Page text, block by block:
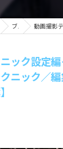
ブログ 動画撮影テクニック設定編
ック設定
ニック／